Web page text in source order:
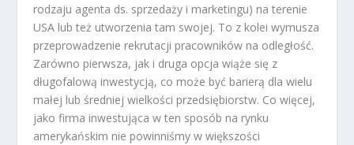
rodzaju agenta ds. sprzedaży i marketingu) na terenie
USA lub też utworzenia tam swojej. To z kolei wymusza
przeprowadzenie rekrutacji pracowników na odległość.
Zarówno pierwsza, jak i druga opcja wiąże się z
długofalową inwestycją, co może być barierą dla wielu
małej lub średniej wielkości przedsiębiorstw. Co więcej,
jako firma inwestująca w ten sposób na rynku
amerykańskim nie powinniśmy w większości